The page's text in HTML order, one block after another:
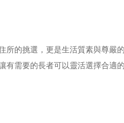
的挑選，更是生活質素與尊嚴
有需要的長者可以靈活選擇合適